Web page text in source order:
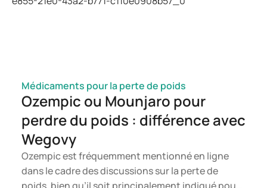
consulter un professionnel de santé.
Médicaments pour la perte de poids
Ozempic ou Mounjaro pour
perdre du poids : différence avec
Wegovy
Ozempic est fréquemment mentionné en ligne
dans le cadre des discussions sur la perte de